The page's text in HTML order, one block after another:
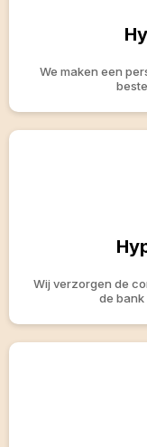
We maken een
Wij verzorgen de
de